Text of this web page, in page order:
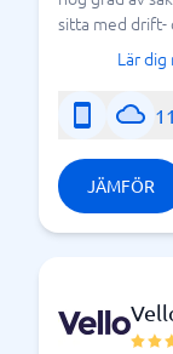
kan du enkelt
kan läsa mer
Vad ska jag
sitta med drift-
Lär
JÄMFÖR